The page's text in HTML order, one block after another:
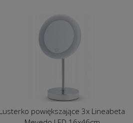
Zapach do samochodu Max